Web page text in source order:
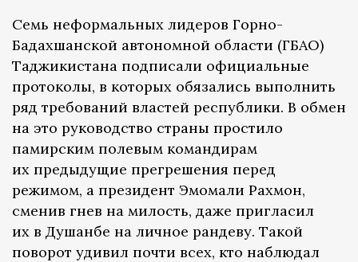
Семь неформальных лидеров Горно-
Бадахшанской автономной области (ГБАО)
Таджикистана подписали официальные
протоколы, в которых обязались выполнить
ряд требований властей республики. В обмен
на это руководство страны простило
памирским полевым командирам
их предыдущие прегрешения перед
режимом, а президент Эмомали Рахмон,
сменив гнев на милость, даже пригласил
их в Душанбе на личное рандеву. Такой
поворот удивил почти всех, кто наблюдал